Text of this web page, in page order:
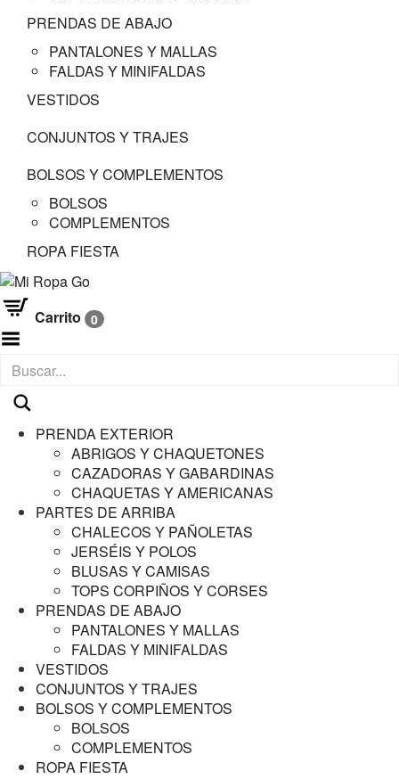
PRENDAS DE ABAJO
PANTALONES Y MALLAS
FALDAS Y MINIFALDAS
VESTIDOS
CONJUNTOS Y TRAJES
BOLSOS Y COMPLEMENTOS
BOLSOS
COMPLEMENTOS
ROPA FIESTA
Carrito 0
PRENDA EXTERIOR
ABRIGOS Y CHAQUETONES
CAZADORAS Y GABARDINAS
CHAQUETAS Y AMERICANAS
PARTES DE ARRIBA
CHALECOS Y PAÑOLETAS
JERSÉIS Y POLOS
BLUSAS Y CAMISAS
TOPS CORPIÑOS Y CORSES
PRENDAS DE ABAJO
PANTALONES Y MALLAS
FALDAS Y MINIFALDAS
VESTIDOS
CONJUNTOS Y TRAJES
BOLSOS Y COMPLEMENTOS
BOLSOS
COMPLEMENTOS
ROPA FIESTA